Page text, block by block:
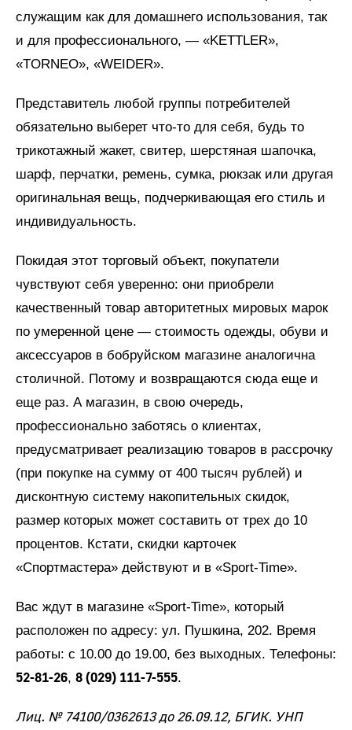
служащим как для домашнего использования, так
и для профессионального, — «KETTLER»,
«TORNEO», «WEIDER».
Представитель любой группы потребителей
обязательно выберет что-то для себя, будь то
трикотажный жакет, свитер, шерстяная шапочка,
шарф, перчатки, ремень, сумка, рюкзак или другая
оригинальная вещь, подчеркивающая его стиль и
индивидуальность.
Покидая этот торговый объект, покупатели
чувствуют себя уверенно: они приобрели
качественный товар авторитетных мировых марок
по умеренной цене — стоимость одежды, обуви и
аксессуаров в бобруйском магазине аналогична
столичной. Потому и возвращаются сюда еще и
еще раз. А магазин, в свою очередь,
профессионально заботясь о клиентах,
предусматривает реализацию товаров в рассрочку
(при покупке на сумму от 400 тысяч рублей) и
дисконтную систему накопительных скидок,
размер которых может составить от трех до 10
процентов. Кстати, скидки карточек
«Спортмастера» действуют и в «Sport-Time».
Вас ждут в магазине «Sport-Time», который
расположен по адресу: ул. Пушкина, 202. Время
работы: с 10.00 до 19.00, без выходных. Телефоны:
52-81-26, 8 (029) 111-7-555.
Лиц. № 74100/0362613 до 26.09.12, БГИК. УНП